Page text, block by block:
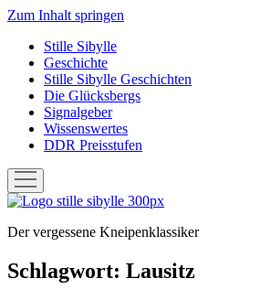
Zum Inhalt springen
Stille Sibylle
Geschichte
Stille Sibylle Geschichten
Die Glücksbergs
Signalgeber
Wissenswertes
DDR Preisstufen
Menü
öffnen
Stille
Der vergessene Kneipenklassiker
Schlagwort: Lausitz